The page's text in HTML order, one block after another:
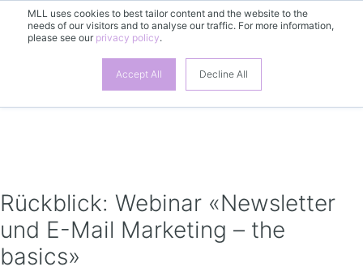
MLL uses cookies to best tailor content and the website to the
needs of our visitors and to analyse our traffic. For more information,
please see our privacy policy.
Accept All Decline All
Rückblick: Webinar «Newsletter
und E-Mail Marketing – the
basics»